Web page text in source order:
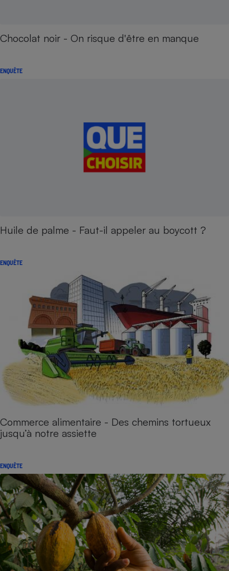
Chocolat noir - On risque d'être en manque
ENQUÊTE
Huile de palme - Faut-il appeler au boycott ?
ENQUÊTE
Commerce alimentaire - Des chemins tortueux
jusqu’à notre assiette
ENQUÊTE